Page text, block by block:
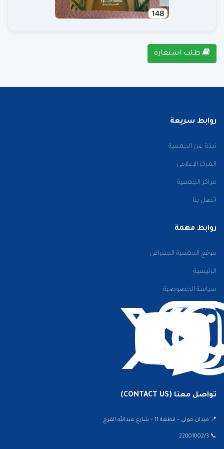
طلب استعارة
روابط سريعة
نبذة عن الجمعية
المركز الإعلامي
مراكز الجمعية
اتصل بنا
روابط مهمة
موقع الجمعية الجغرافي
الرئيسية
سياسة الخصوصية
الشروط والأحكام
تواصل معنا (CONTACT US)
📍 ميدان حولي – قطعة 11 – شارع عبدالله الفرج
📞 22001002/3